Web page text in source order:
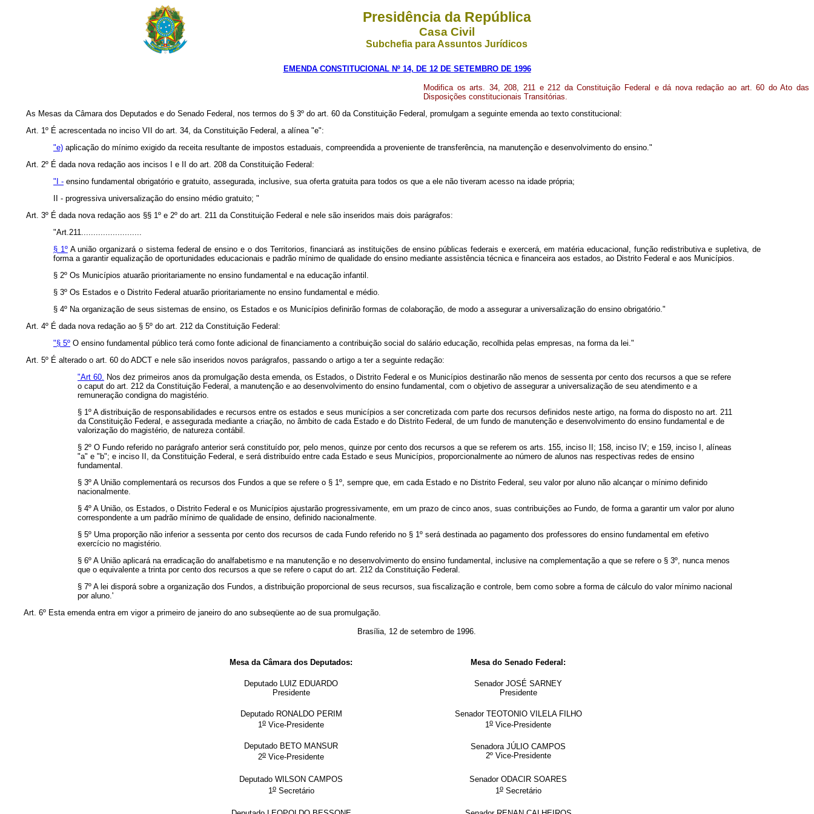
Presidência da República
Casa Civil
Subchefia para Assuntos Jurídicos
EMENDA CONSTITUCIONAL Nº 14, DE 12 DE SETEMBRO DE 1996
Modifica os arts. 34, 208, 211 e 212 da Constituição Federal e dá nova redação ao art. 60 do Ato das
Disposições constitucionais Transitórias.
As Mesas da Câmara dos Deputados e do Senado Federal, nos termos do § 3º do art. 60 da Constituição Federal, promulgam a seguinte emenda ao texto constitucional:
Art. 1º É acrescentada no inciso VII do art. 34, da Constituição Federal, a alínea "e":
"e) aplicação do mínimo exigido da receita resultante de impostos estaduais, compreendida a proveniente de transferência, na manutenção e desenvolvimento do ensino."
Art. 2º É dada nova redação aos incisos I e II do art. 208 da Constituição Federal:
"I - ensino fundamental obrigatório e gratuito, assegurada, inclusive, sua oferta gratuita para todos os que a ele não tiveram acesso na idade própria;
II - progressiva universalização do ensino médio gratuito; "
Art. 3º É dada nova redação aos §§ 1º e 2º do art. 211 da Constituição Federal e nele são inseridos mais dois parágrafos:
"Art.211.........................
§ 1ºA união organizará o sistema federal de ensino e o dos Territorios, financiará as instituições de ensino públicas federais e exercerá, em matéria educacional, função redistributiva e supletiva, de
forma a garantir equalização de oportunidades educacionais e padrão mínimo de qualidade do ensino mediante assistência técnica e financeira aos estados, ao Distrito Federal e aos Municípios.
§ 2º Os Municípios atuarão prioritariamente no ensino fundamental e na educação infantil.
§ 3º Os Estados e o Distrito Federal atuarão prioritariamente no ensino fundamental e médio.
§ 4º Na organização de seus sistemas de ensino, os Estados e os Municípios definirão formas de colaboração, de modo a assegurar a universalização do ensino obrigatório."
Art. 4º É dada nova redação ao § 5º do art. 212 da Constituição Federal:
"§ 5º O ensino fundamental público terá como fonte adicional de financiamento a contribuição social do salário educação, recolhida pelas empresas, na forma da lei."
Art. 5º É alterado o art. 60 do ADCT e nele são inseridos novos parágrafos, passando o artigo a ter a seguinte redação:
"Art 60. Nos dez primeiros anos da promulgação desta emenda, os Estados, o Distrito Federal e os Municípios destinarão não menos de sessenta por cento dos recursos a que se refere
o caput do art. 212 da Constituição Federal, a manutenção e ao desenvolvimento do ensino fundamental, com o objetivo de assegurar a universalização de seu atendimento e a
remuneração condigna do magistério.
§ 1º A distribuição de responsabilidades e recursos entre os estados e seus municípios a ser concretizada com parte dos recursos definidos neste artigo, na forma do disposto no art. 211
da Constituição Federal, e assegurada mediante a criação, no âmbito de cada Estado e do Distrito Federal, de um fundo de manutenção e desenvolvimento do ensino fundamental e de
valorização do magistério, de natureza contábil.
§ 2º O Fundo referido no parágrafo anterior será constituído por, pelo menos, quinze por cento dos recursos a que se referem os arts. 155, inciso II; 158, inciso IV; e 159, inciso I, alíneas
"a" e "b"; e inciso II, da Constituição Federal, e será distribuído entre cada Estado e seus Municípios, proporcionalmente ao número de alunos nas respectivas redes de ensino
fundamental.
§ 3º A União complementará os recursos dos Fundos a que se refere o § 1º, sempre que, em cada Estado e no Distrito Federal, seu valor por aluno não alcançar o mínimo definido
nacionalmente.
§ 4º A União, os Estados, o Distrito Federal e os Municípios ajustarão progressivamente, em um prazo de cinco anos, suas contribuições ao Fundo, de forma a garantir um valor por aluno
correspondente a um padrão mínimo de qualidade de ensino, definido nacionalmente.
§ 5º Uma proporção não inferior a sessenta por cento dos recursos de cada Fundo referido no § 1º será destinada ao pagamento dos professores do ensino fundamental em efetivo
exercício no magistério.
§ 6º A União aplicará na erradicação do analfabetismo e na manutenção e no desenvolvimento do ensino fundamental, inclusive na complementação a que se refere o § 3º, nunca menos
que o equivalente a trinta por cento dos recursos a que se refere o caput do art. 212 da Constituição Federal.
§ 7º A lei disporá sobre a organização dos Fundos, a distribuição proporcional de seus recursos, sua fiscalização e controle, bem como sobre a forma de cálculo do valor mínimo nacional
por aluno.'
Art. 6º Esta emenda entra em vigor a primeiro de janeiro do ano subseqüente ao de sua promulgação.
Brasília, 12 de setembro de 1996.
Mesa da Câmara dos Deputados: Mesa do Senado Federal:
Deputado LUIZ EDUARDO
Presidente
Senador JOSÉ SARNEY
Presidente
Deputado RONALDO PERIM
1o Vice-Presidente
Senador TEOTONIO VILELA FILHO
1o Vice-Presidente
Deputado BETO MANSUR
2o Vice-Presidente
Senadora JÚLIO CAMPOS
2º Vice-Presidente
Deputado WILSON CAMPOS
1oSecretário
Senador ODACIR SOARES
1oSecretário